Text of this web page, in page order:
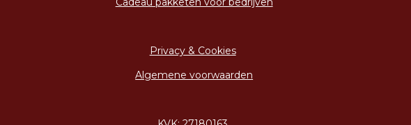
Privacy & Cookies
Algemene voorwaarden